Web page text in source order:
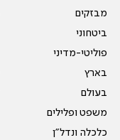
מבזקים
ביטחוני
פוליטי-מדיני
בארץ
בעולם
משפט ופלילים
כלכלה ונדל"ן